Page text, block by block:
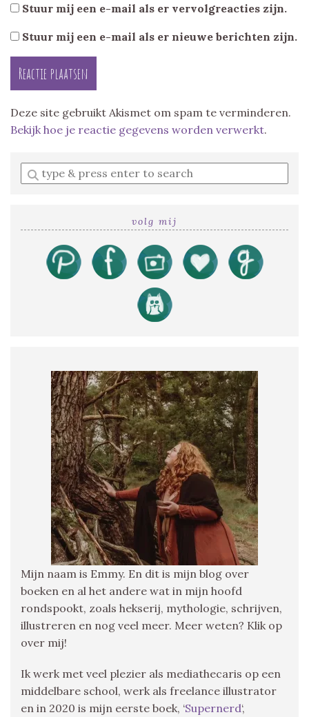
Stuur mij een e-mail als er vervolgreacties zijn.
Stuur mij een e-mail als er nieuwe berichten zijn.
Deze site gebruikt Akismet om spam te verminderen.
Bekijk hoe je reactie gegevens worden verwerkt.
Enter
a
volg mij
Mijn naam is Emmy. En dit is mijn blog over
boeken en al het andere wat in mijn hoofd
rondspookt, zoals hekserij, mythologie, schrijven,
illustreren en nog veel meer. Meer weten? Klik op
over mij!
Ik werk met veel plezier als mediathecaris op een
middelbare school, werk als freelance illustrator
en in 2020 is mijn eerste boek, ‘Supernerd‘,